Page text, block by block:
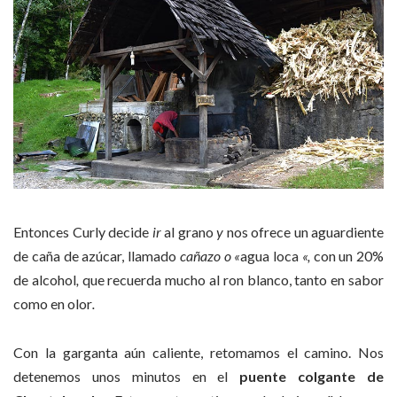
Entonces Curly decide iral grano y nos ofrece un aguardiente
de caña de azúcar, llamado cañazo o «agua loca «, con un 20%
de alcohol, que recuerda mucho al ron blanco, tanto en sabor
como en olor.
Con la garganta aún caliente, retomamos el camino. Nos
detenemos unos minutos en el puente colgante de